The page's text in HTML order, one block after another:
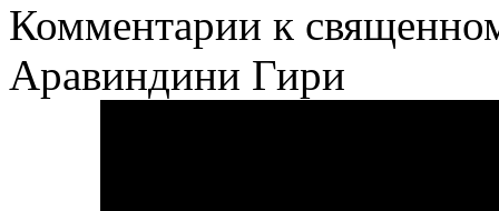
Комментарии к
Аравиндини Гири